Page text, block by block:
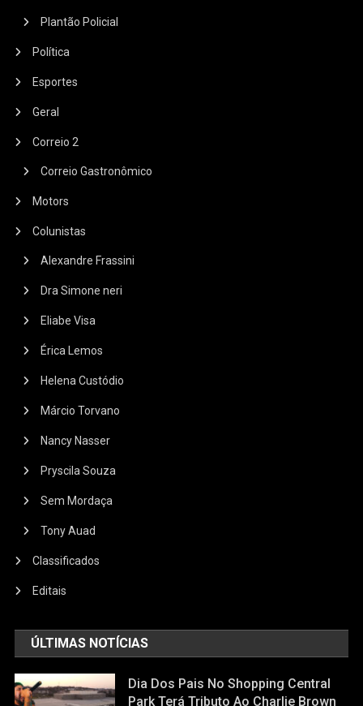
Plantão Policial
Política
Esportes
Geral
Correio 2
Correio Gastronômico
Motors
Colunistas
Alexandre Frassini
Dra Simone neri
Eliabe Visa
Érica Lemos
Helena Custódio
Márcio Torvano
Nancy Nasser
Pryscila Souza
Sem Mordaça
Tony Auad
Classificados
Editais
ÚLTIMAS NOTÍCIAS
Dia Dos Pais No Shopping Central
Park Terá Tributo Ao Charlie Brown